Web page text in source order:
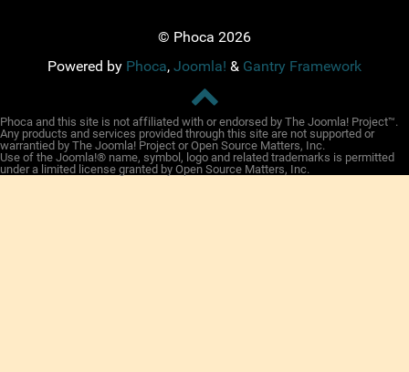
© Phoca 2026
Powered by Phoca, Joomla! & Gantry Framework
Phoca and this site is not affiliated with or endorsed by The Joomla! Project™.
Any products and services provided through this site are not supported or
warrantied by The Joomla! Project or Open Source Matters, Inc.
Use of the Joomla!® name, symbol, logo and related trademarks is permitted
under a limited license granted by Open Source Matters, Inc.